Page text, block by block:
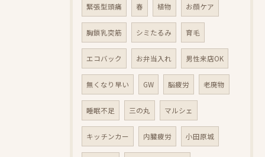
緊張型頭痛 春 植物 お顔ケア
胸鎖乳突筋 シミたるみ 育毛
エコバック お弁当入れ 男性来店OK
無くなり早い GW 脳疲労 老廃物
睡眠不足 三の丸 マルシェ
キッチンカー 内臓疲労 小田原城